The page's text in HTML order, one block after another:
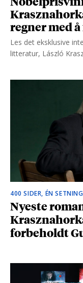
regner med
Les det eksklusive
litteratur, László
400 SIDER, ÉN SETNING
Nyeste
forbeholdt